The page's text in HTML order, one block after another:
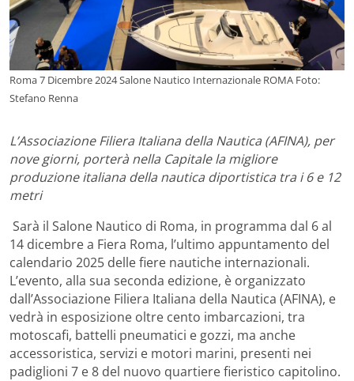
Roma 7 Dicembre 2024 Salone Nautico Internazionale ROMA Foto:
Stefano Renna
L’Associazione Filiera Italiana della Nautica (AFINA), per
nove giorni, porterà nella Capitalela migliore
produzione italiana della nautica diportistica tra i 6 e 12
metri
Sarà il Salone Nautico di Roma, in programma dal 6 al
14 dicembre a Fiera Roma, l’ultimo appuntamento del
calendario 2025 delle fiere nautiche internazionali.
L’evento, alla sua seconda edizione, è organizzato
dall’Associazione Filiera Italiana della Nautica (AFINA), e
vedrà in esposizione oltre cento imbarcazioni, tra
motoscafi, battelli pneumatici e gozzi, ma anche
accessoristica, servizi e motori marini, presenti nei
padiglioni 7 e 8 del nuovo quartiere fieristico capitolino.